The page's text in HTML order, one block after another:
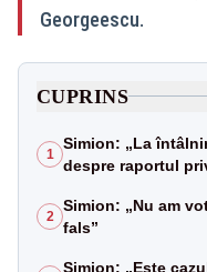
Georgeescu.
CUPRINS
1
Simion: „La
despre raportul
2
Simion: „Nu am
fals”
Simion: „Este